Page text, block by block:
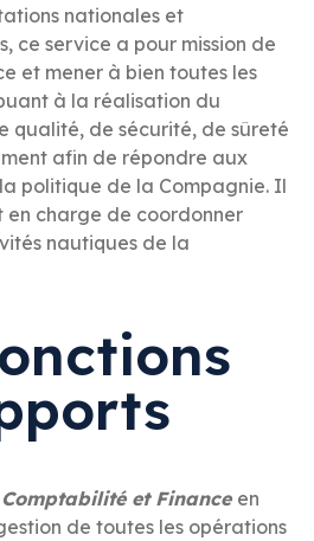
nationales et
ce service a pour mission de
et mener à bien toutes les
à la réalisation du
qualité, de sécurité, de sûreté
afin de répondre aux
politique de la Compagnie. Il
en charge de coordonner
nautiques de la
et Finance en
de toutes les opérations